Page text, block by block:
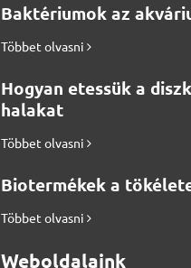
Baktériumok az
Többet olvasni
Hogyan etessük a
halakat
Többet olvasni
Biotermékek a
Többet olvasni
Weboldalaink